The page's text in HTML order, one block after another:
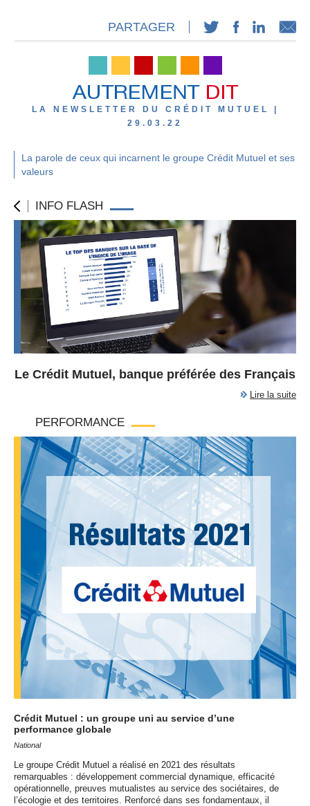
PARTAGER
LA NEWSLETTER DU CRÉDIT MUTUEL |
29.03.22
La parole de ceux qui incarnent le groupe Crédit Mutuel et ses
valeurs
INFO FLASH
Le Crédit Mutuel, banque préférée des Français
Lire la suite
PERFORMANCE
Crédit Mutuel : un groupe uni au service d’une
performance globale
National
Le groupe Crédit Mutuel a réalisé en 2021 des résultats
remarquables : développement commercial dynamique, efficacité
opérationnelle, preuves mutualistes au service des sociétaires, de
l’écologie et des territoires. Renforcé dans ses fondamentaux, il